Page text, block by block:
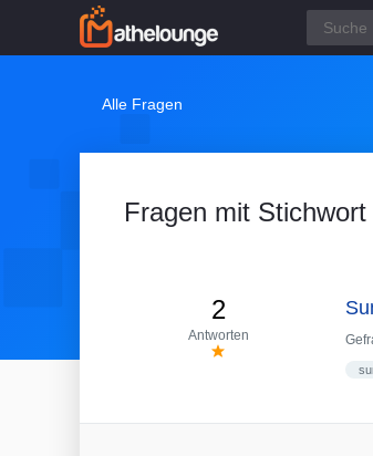
Alle Fragen
Fragen mit
2
Antworten